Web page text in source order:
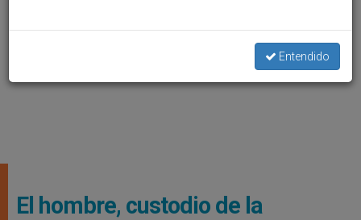
El hombre, custodio de la
Entendido